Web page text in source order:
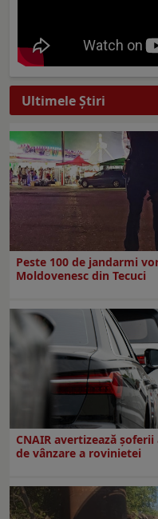
Ultimele Ştiri
Peste 100 de jandarmi
Moldovenesc din Tecuci
CNAIR avertizează
de vânzare a rovinietei